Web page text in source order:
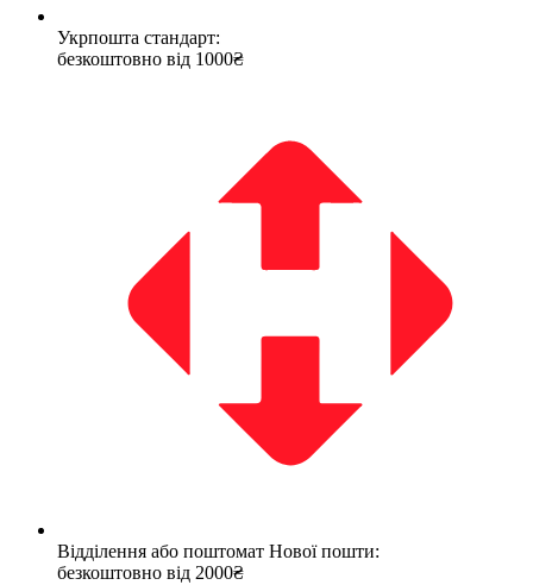
Укрпошта стандарт:
безкоштовно від 1000₴
Відділення або поштомат Нової пошти:
безкоштовно від 2000₴